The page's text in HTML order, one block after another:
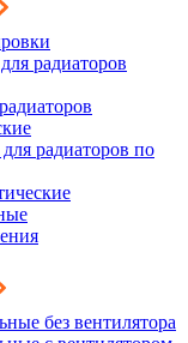
радиаторов
радиаторов по
без вентилятора